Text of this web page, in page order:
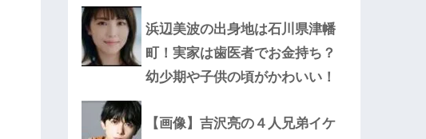
浜辺美波の出身地は石川県津幡
町！実家は歯医者でお金持ち？
幼少期や子供の頃がかわいい！
【画像】吉沢亮の４人兄弟イケ